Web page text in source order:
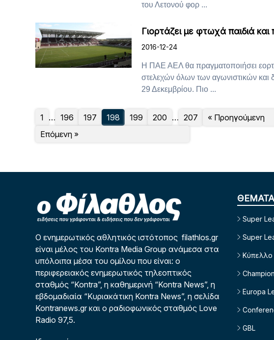
του Λετονού φορ ...
Γιορτάζει με φτωχά παιδιά
2016-12-24
Η ΠΑΕ ΑΕΛ θα πραγματοποιήσει
στελεχών όλων των αγωνιστικών και
29 Δεκεμβρίου. Πιο ...
« Προηγούμενη
1 … 196 197 198 199 200 … 207
Επόμενη »
Ο ενημερωτικός αθλητικός ιστότοπος filathlos.gr
είναι μέλος του Kontra Media Group ανάμεσα στα
υπόλοιπα μέσα του ομίλου που είναι: ο
περιφερειακός ενημερωτικός τηλεοπτικός
σταθμός “Kontra”, η καθημερινή “Kontra News”, η
εβδομαδιαία “Κυριακάτικη Kontra News”, η σελίδα
Kontranews.gr και ο ραδιοφωνικός σταθμός Love
Radio 97,5.
ΘΕΜΑΤΑ
Super
Super
Europa
GBL